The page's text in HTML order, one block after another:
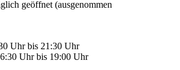
geöffnet (ausgenommen
Uhr bis 21:30 Uhr
Uhr bis 19:00 Uhr